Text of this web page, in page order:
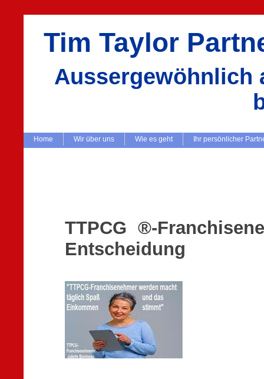
Tim Taylor
Aussergewöhnlich
Home Wir über uns Wie es geht Ihr persönlicher
TTPCG ®-
Entscheidung